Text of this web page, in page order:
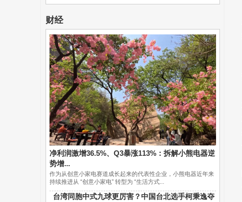
财经
净利润激增36.5%、Q3暴涨113%：拆解小熊电器逆
势增...
作为从创意小家电赛道成长起来的代表性企业，小熊电器近年来
持续推进从 “创意小家电” 转型为 “生活方式...
台湾同胞中式九球更厉害？中国台北选手柯秉逸夺